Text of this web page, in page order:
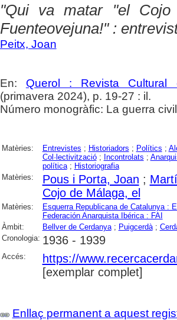
"Qui va matar "el
Fuenteovejuna!" :
Peitx, Joan
En: Querol : Revista Cultural
(primavera 2024), p. 19-27 : il.
Número monogràfic: La guerra
Matèries: Entrevistes ; Historiadors ; Polítics ;
Col·lectivització; Incontrolats ;
política; Historiografia
Matèries:
Pous i Porta, Joan ;
Cojo de Málaga, el
Matèries:
Esquerra Republicana de Catalunya :
Federación Anarquista Ibérica : FAI
Àmbit:
Bellver de Cerdanya; Puigcerdà;
Cronologia: 1936 - 1939
Accés:
https://
[exemplar complet]
Enllaç permanent a aquest